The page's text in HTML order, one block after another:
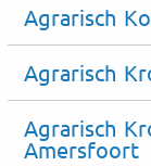
Agrarisch
Agrarisch
Agrarisch
Amersfoort